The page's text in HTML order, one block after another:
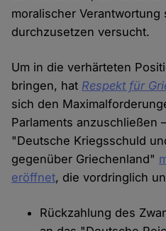
moralischer
durchzusetzen versucht.
Um in die verhärteten
bringen, hat Respekt für
sich den
Parlaments anzuschließen
"Deutsche Kriegsschuld
gegenüber Griechenland"
eröffnet, die vordringlich
Rückzahlung des